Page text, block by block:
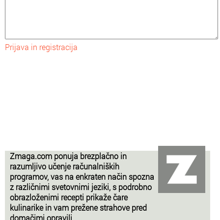
Prijava in registracija
Zmaga.com ponuja brezplačno in
razumljivo učenje računalniških
programov, vas na enkraten način spozna
z različnimi svetovnimi jeziki, s podrobno
obrazloženimi recepti prikaže čare
kulinarike in vam prežene strahove pred
domačimi opravili.